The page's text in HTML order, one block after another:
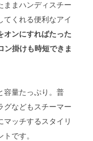
ままハンディスチー
てくれる便利なアイ
オンにすればたった
ン掛けも時短できま
容量たっぷり。普
グなどもスチーマー
マッチするスタイリ
です。